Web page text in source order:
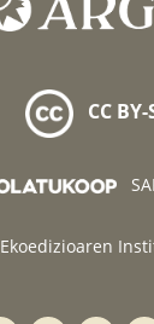
CC BY-
Ekoedizioaren